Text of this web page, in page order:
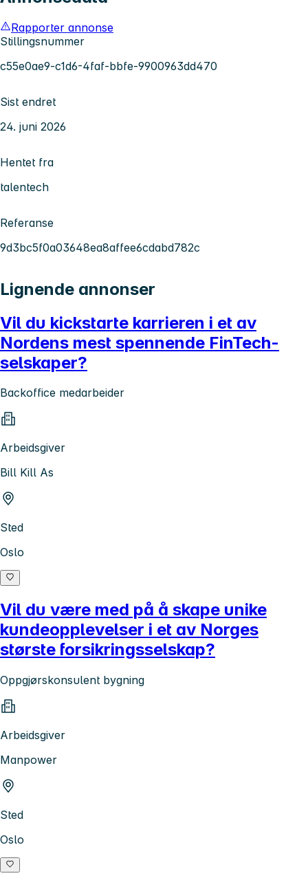
Rapporter annonse
Stillingsnummer
c55e0ae9-c1d6-4faf-bbfe-9900963dd470
Sist endret
24. juni 2026
Hentet fra
talentech
Referanse
9d3bc5f0a03648ea8affee6cdabd782c
Lignende annonser
Vil du kickstarte karrieren i et av
Nordens mest spennende FinTech-
selskaper?
Backoffice medarbeider
Arbeidsgiver
Bill Kill As
Sted
Oslo
Vil du være med på å skape unike
kundeopplevelser i et av Norges
største forsikringsselskap?
Oppgjørskonsulent bygning
Arbeidsgiver
Manpower
Sted
Oslo